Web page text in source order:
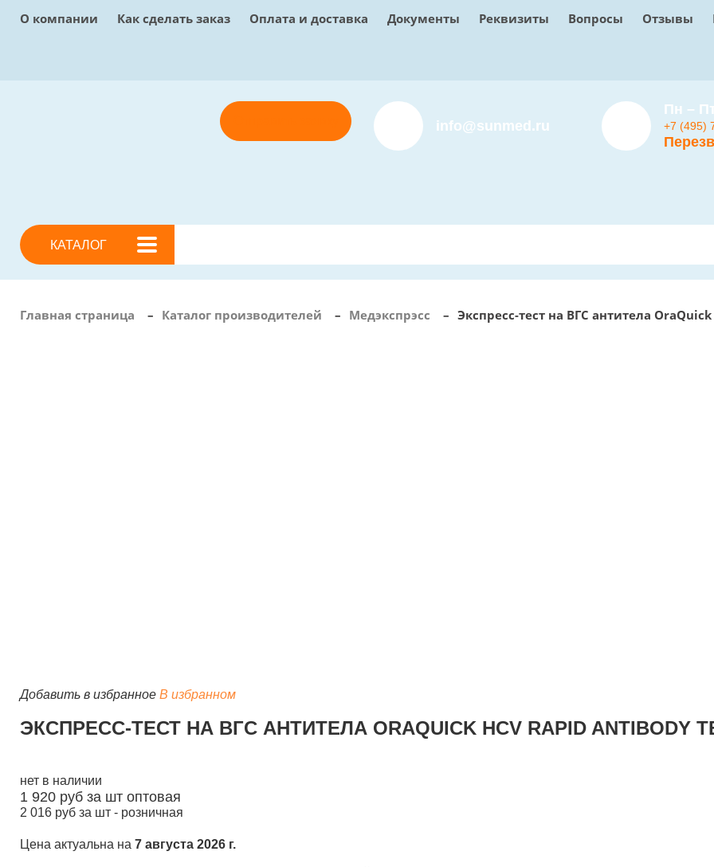
О компании Как сделать заказ Оплата и доставка Документы Реквизиты Вопросы Отзывы
info@sunmed.ru
Пн –
+7 (495)
КАТАЛОГ
Главная страница – Каталог производителей – Медэкспрэсс – Экспресс-тест на ВГС антитела
Добавить в избранное В избранном
ЭКСПРЕСС-ТЕСТ НА ВГС АНТИТЕЛА ORAQUICK HCV RAPID ANTIBODY
нет в наличии
1 920 руб за шт оптовая
2 016 руб за шт - розничная
Цена актуальна на 7 августа 2026 г.